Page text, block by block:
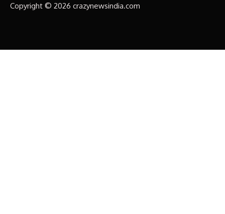
Copyright © 2026 crazynewsindia.com